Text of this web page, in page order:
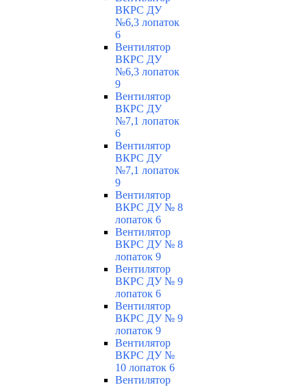
ВКРС ДУ
№6,3 лопаток
6
Вентилятор
ВКРС ДУ
№6,3 лопаток
9
Вентилятор
ВКРС ДУ
№7,1 лопаток
6
Вентилятор
ВКРС ДУ
№7,1 лопаток
9
Вентилятор
ВКРС ДУ № 8
лопаток 6
Вентилятор
ВКРС ДУ № 8
лопаток 9
Вентилятор
ВКРС ДУ № 9
лопаток 6
Вентилятор
ВКРС ДУ № 9
лопаток 9
Вентилятор
ВКРС ДУ №
10 лопаток 6
Вентилятор